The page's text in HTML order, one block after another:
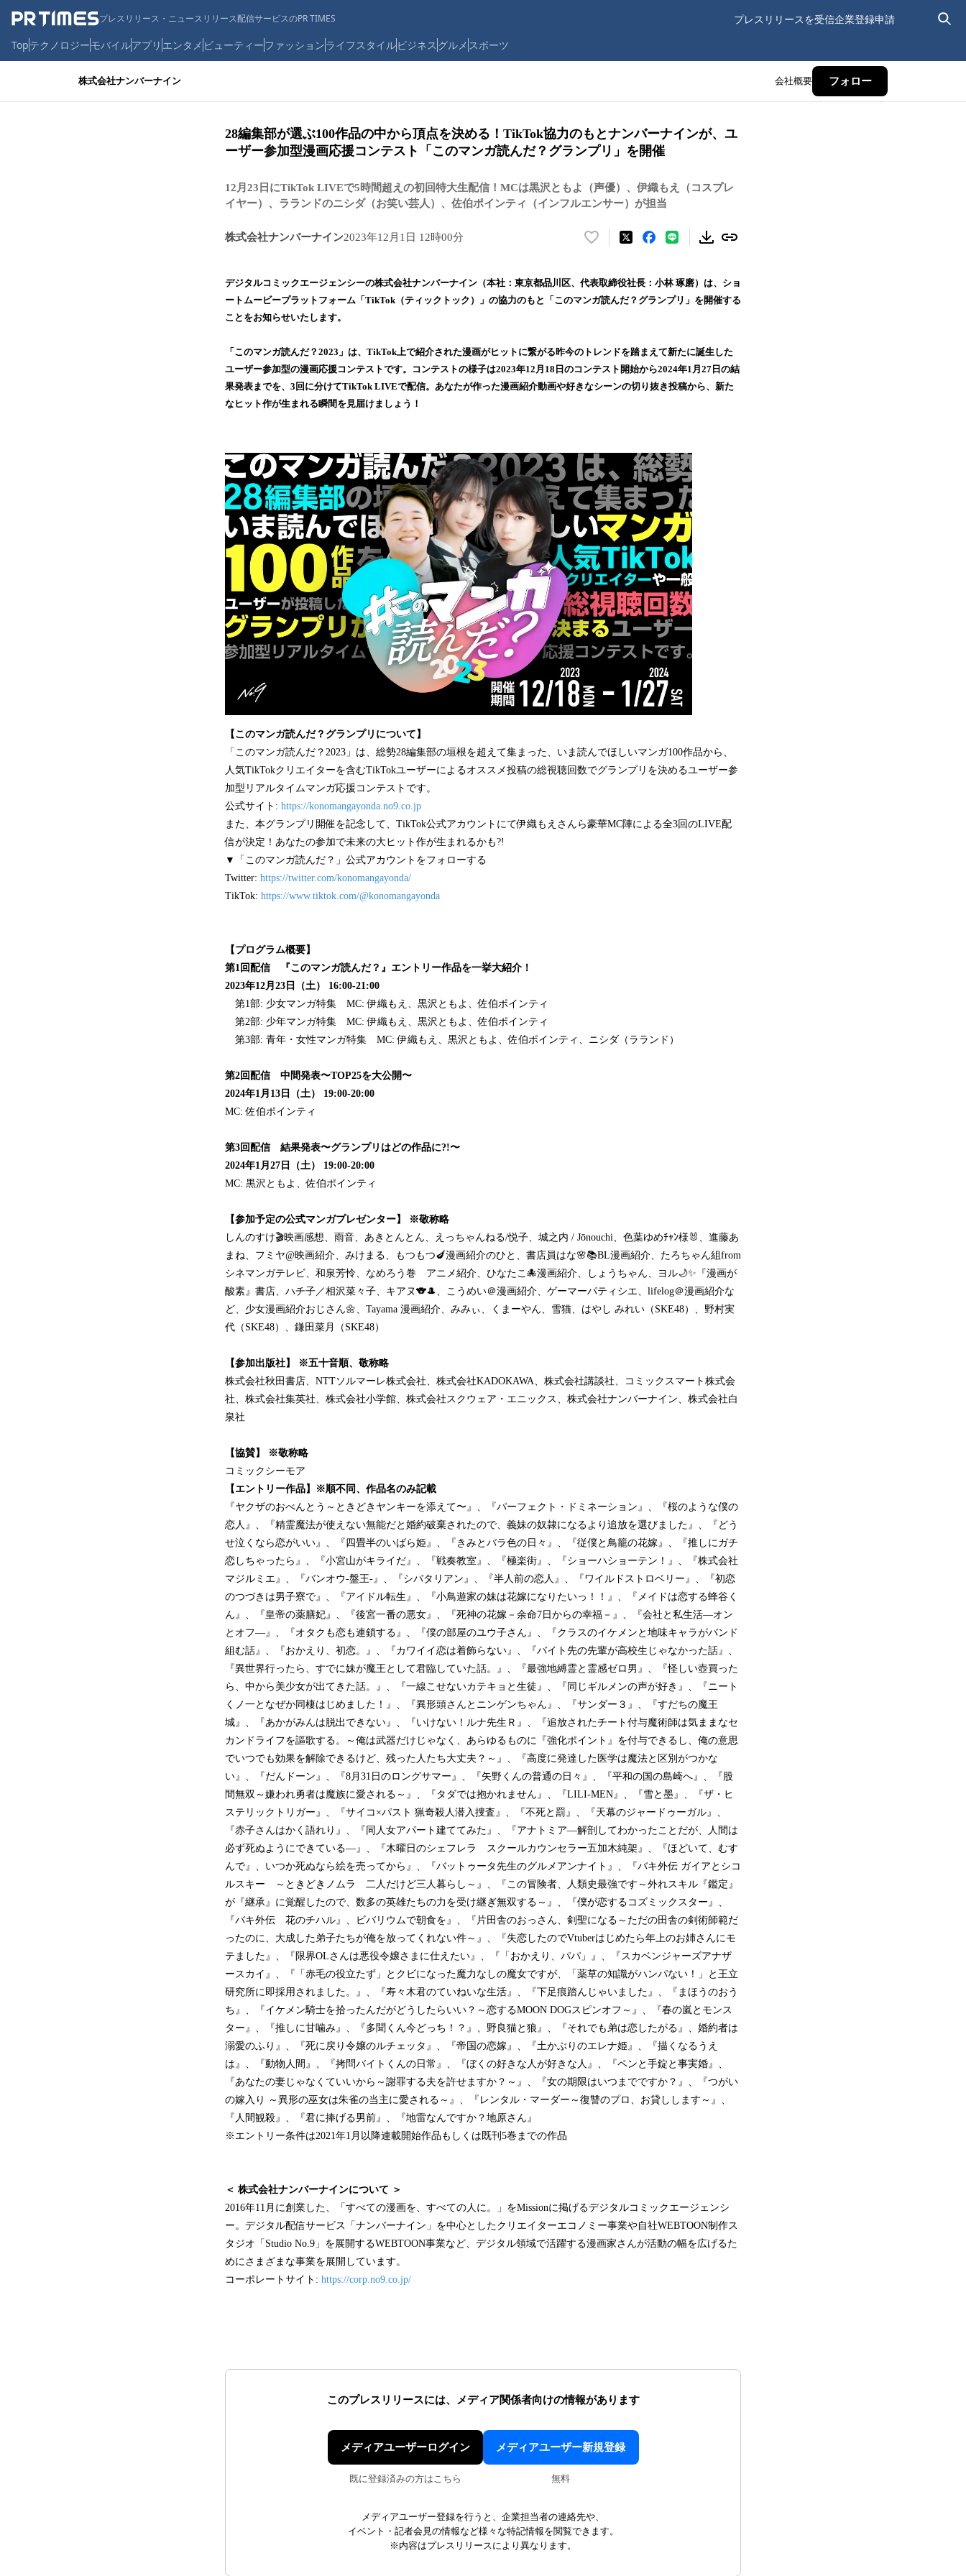
プレスリリース・ニュースリリース配信サービスのPR TIMES プレスリリースを受信企業登録申請
Topテクノロジーモバイルアプリ エンタメ ビューティーファッションライフスタイルビジネス グルメ スポーツ
株式会社ナンバーナイン 会社概要 フォロー
28編集部が選ぶ100作品の中から頂点を決める！TikTok協力のもとナンバーナインが、ユ
ーザー参加型漫画応援コンテスト「このマンガ読んだ？グランプリ」を開催
12月23日にTikTok LIVEで5時間超えの初回特大生配信！MCは黒沢ともよ（声優）、伊織もえ（コスプレ
イヤー）、ラランドのニシダ（お笑い芸人）、佐伯ポインティ（インフルエンサー）が担当
株式会社ナンバーナイン2023年12月1日 12時00分
い
！
数
み
込
み
中
デジタルコミックエージェンシーの株式会社ナンバーナイン（本社：東京都品川区、代表取締役社長：小林 琢磨）は、ショ
ートムービープラットフォーム「TikTok（ティックトック）」の協力のもと「このマンガ読んだ？グランプリ」を開催する
ことをお知らせいたします。
「このマンガ読んだ？2023」は、TikTok上で紹介された漫画がヒットに繋がる昨今のトレンドを踏まえて新たに誕生した
ユーザー参加型の漫画応援コンテストです。コンテストの様子は2023年12月18日のコンテスト開始から2024年1月27日の結
果発表までを、3回に分けてTikTok LIVEで配信。あなたが作った漫画紹介動画や好きなシーンの切り抜き投稿から、新た
なヒット作が生まれる瞬間を見届けましょう！
【このマンガ読んだ？グランプリについて】
「このマンガ読んだ？2023」は、総勢28編集部の垣根を超えて集まった、いま読んでほしいマンガ100作品から、
人気TikTokクリエイターを含むTikTokユーザーによるオススメ投稿の総視聴回数でグランプリを決めるユーザー参
加型リアルタイムマンガ応援コンテストです。
公式サイト: https://konomangayonda.no9.co.jp
また、本グランプリ開催を記念して、TikTok公式アカウントにて伊織もえさんら豪華MC陣による全3回のLIVE配
信が決定！あなたの参加で未来の大ヒット作が生まれるかも?!
▼「このマンガ読んだ？」公式アカウントをフォローする
Twitter: https://twitter.com/konomangayonda/
TikTok: https://www.tiktok.com/@konomangayonda
【プログラム概要】
第1回配信 『このマンガ読んだ？』エントリー作品を一挙大紹介！
2023年12月23日（土） 16:00-21:00
第1部: 少女マンガ特集 MC: 伊織もえ、黒沢ともよ、佐伯ポインティ
第2部: 少年マンガ特集 MC: 伊織もえ、黒沢ともよ、佐伯ポインティ
第3部: 青年・女性マンガ特集 MC: 伊織もえ、黒沢ともよ、佐伯ポインティ、ニシダ（ラランド）
第2回配信 中間発表〜TOP25を大公開〜
2024年1月13日（土） 19:00-20:00
MC: 佐伯ポインティ
第3回配信 結果発表〜グランプリはどの作品に?!〜
2024年1月27日（土） 19:00-20:00
MC: 黒沢ともよ、佐伯ポインティ
【参加予定の公式マンガプレゼンター】 ※敬称略
しんのすけ🎬映画感想、雨音、あきとんとん、えっちゃんねる/悦子、城之内 / Jōnouchi、色葉ゆめﾁｬﾝ様🐰、進藤あ
まね、フミヤ@映画紹介、みけまる、もつもつ🍆漫画紹介のひと、書店員はな🌸📚BL漫画紹介、たろちゃん組from
シネマンガテレビ、和泉芳怜、なめろう巻 アニメ紹介、ひなたこ🐙漫画紹介、しょうちゃん、ヨル🌙✨『漫画が
酸素』書店、ハチ子／相沢菜々子、キアヌ🐨🎩、こうめい＠漫画紹介、ゲーマーパティシエ、lifelog＠漫画紹介な
ど、少女漫画紹介おじさん🌼、Tayama 漫画紹介、みみぃ、くまーやん、雪猫、はやし みれい（SKE48）、野村実
代（SKE48）、鎌田菜月（SKE48）
【参加出版社】 ※五十音順、敬称略
株式会社秋田書店、NTTソルマーレ株式会社、株式会社KADOKAWA、株式会社講談社、コミックスマート株式会
社、株式会社集英社、株式会社小学館、株式会社スクウェア・エニックス、株式会社ナンバーナイン、株式会社白
泉社
【協賛】 ※敬称略
コミックシーモア
【エントリー作品】※順不同、作品名のみ記載
『ヤクザのおべんとう～ときどきヤンキーを添えて〜』、『パーフェクト・ドミネーション』、『桜のような僕の
恋人』、『精霊魔法が使えない無能だと婚約破棄されたので、義妹の奴隷になるより追放を選びました』、『どう
せ泣くなら恋がいい』、『四畳半のいばら姫』、『きみとバラ色の日々』、『従僕と鳥籠の花嫁』、『推しにガチ
恋しちゃったら』、『小宮山がキライだ』、『戦奏教室』、『極楽街』、『ショーハショーテン！』、『株式会社
マジルミエ』、『バンオウ-盤王-』、『シバタリアン』、『半人前の恋人』、『ワイルドストロベリー』、『初恋
のつづきは男子寮で』、『アイドル転生』、『小鳥遊家の妹は花嫁になりたいっ！！』、『メイドは恋する蜂谷く
ん』、『皇帝の薬膳妃』、『後宮一番の悪女』、『死神の花嫁－余命7日からの幸福－』、『会社と私生活―オン
とオフ―』、『オタクも恋も連鎖する』、『僕の部屋のユウ子さん』、『クラスのイケメンと地味キャラがバンド
組む話』、『おかえり、初恋。』、『カワイイ恋は着飾らない』、『バイト先の先輩が高校生じゃなかった話』、
『異世界行ったら、すでに妹が魔王として君臨していた話。』、『最強地縛霊と霊感ゼロ男』、『怪しい壺買った
ら、中から美少女が出てきた話。』、『一線こせないカテキョと生徒』、『同じギルメンの声が好き』、『ニート
くノ一となぜか同棲はじめました！』、『異形頭さんとニンゲンちゃん』、『サンダー３』、『すだちの魔王
城』、『あかがみんは脱出できない』、『いけない！ルナ先生Ｒ』、『追放されたチート付与魔術師は気ままなセ
カンドライフを謳歌する。～俺は武器だけじゃなく、あらゆるものに『強化ポイント』を付与できるし、俺の意思
でいつでも効果を解除できるけど、残った人たち大丈夫？～』、『高度に発達した医学は魔法と区別がつかな
い』、『だんドーン』、『8月31日のロングサマー』、『矢野くんの普通の日々』、『平和の国の島崎へ』、『股
間無双～嫌われ勇者は魔族に愛される～』、『タダでは抱かれません』、『LILI-MEN』、『雪と墨』、『ザ・ヒ
ステリックトリガー』、『サイコ×パスト 猟奇殺人潜入捜査』、『不死と罰』、『天幕のジャードゥーガル』、
『赤子さんはかく語れり』、『同人女アパート建ててみた』、『アナトミア―解剖してわかったことだが、人間は
必ず死ぬようにできている―』、『木曜日のシェフレラ スクールカウンセラー五加木純架』、『ほどいて、むす
んで』、いつか死ぬなら絵を売ってから』、『バットゥータ先生のグルメアンナイト』、『バキ外伝 ガイアとシコ
ルスキー ～ときどきノムラ 二人だけど三人暮らし～』、『この冒険者、人類史最強です～外れスキル『鑑定』
が『継承』に覚醒したので、数多の英雄たちの力を受け継ぎ無双する～』、『僕が恋するコズミックスター』、
『バキ外伝 花のチハル』、ビバリウムで朝食を』、『片田舎のおっさん、剣聖になる～ただの田舎の剣術師範だ
ったのに、大成した弟子たちが俺を放ってくれない件～』、『失恋したのでVtuberはじめたら年上のお姉さんにモ
テました』、『限界OLさんは悪役令嬢さまに仕えたい』、『「おかえり、パパ」』、『スカベンジャーズアナザ
ースカイ』、『「赤毛の役立たず」とクビになった魔力なしの魔女ですが、「薬草の知識がハンパない！」と王立
研究所に即採用されました。』、『寿々木君のていねいな生活』、『下足痕踏んじゃいました』、『まほうのおう
ち』、『イケメン騎士を拾ったんだがどうしたらいい？～恋するMOON DOGスピンオフ～』、『春の嵐とモンス
ター』、『推しに甘噛み』、『多聞くん今どっち！？』、野良猫と狼』、『それでも弟は恋したがる』、婚約者は
溺愛のふり』、『死に戻り令嬢のルチェッタ』、『帝国の恋嫁』、『土かぶりのエレナ姫』、『描くなるうえ
は』、『動物人間』、『拷問バイトくんの日常』、『ぼくの好きな人が好きな人』、『ペンと手錠と事実婚』、
『あなたの妻じゃなくていいから～謝罪する夫を許せますか？～』、『女の期限はいつまでですか？』、『つがい
の嫁入り ～異形の巫女は朱雀の当主に愛される～』、『レンタル・マーダー～復讐のプロ、お貸しします～』、
『人間観殺』、『君に捧げる男前』、『地雷なんですか？地原さん』
※エントリー条件は2021年1月以降連載開始作品もしくは既刊5巻までの作品
＜ 株式会社ナンバーナインについて ＞
2016年11月に創業した、「すべての漫画を、すべての人に。」をMissionに掲げるデジタルコミックエージェンシ
ー。デジタル配信サービス「ナンバーナイン」を中心としたクリエイターエコノミー事業や自社WEBTOON制作ス
タジオ「Studio No.9」を展開するWEBTOON事業など、デジタル領域で活躍する漫画家さんが活動の幅を広げるた
めにさまざまな事業を展開しています。
コーポレートサイト: https://corp.no9.co.jp/
このプレスリリースには、 メディア関係者向けの情報があります
メディアユーザーログイン
既に登録済みの方はこちら
メディアユーザー新規登録
無料
メディアユーザー登録を行うと、企業担当者の連絡先や、
イベント・記者会見の情報など様々な特記情報を閲覧できます。
※内容はプレスリリースにより異なります。